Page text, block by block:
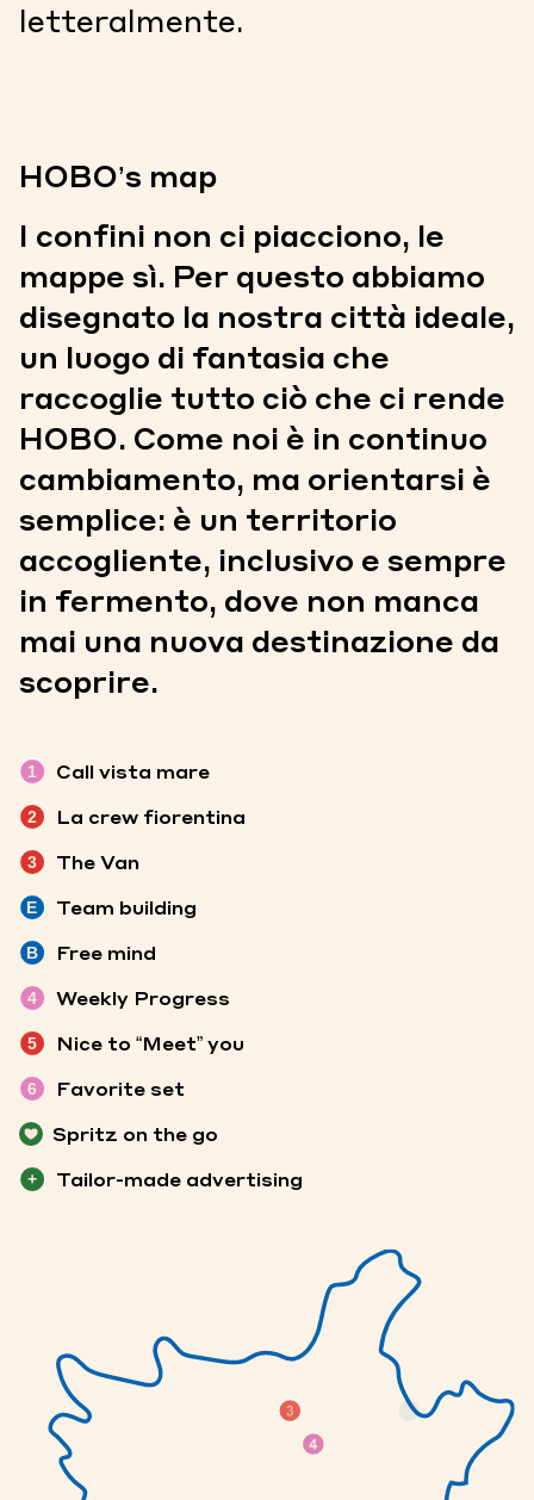
letteralmente.
HOBO’s map
I confini non ci piacciono, le
mappe sì. Per questo abbiamo
disegnato la nostra città ideale,
un luogo di fantasia che
raccoglie tutto ciò che ci rende
HOBO. Come noi è in continuo
cambiamento, ma orientarsi è
semplice: è un territorio
accogliente, inclusivo e sempre
in fermento, dove non manca
mai una nuova destinazione da
scoprire.
1 Call vista mare
2 La crew fiorentina
3 The Van
E Team building
B Free mind
4 Weekly Progress
5 Nice to “Meet” you
6
Favorite set
Spritz on the go
+ Tailor-made advertising